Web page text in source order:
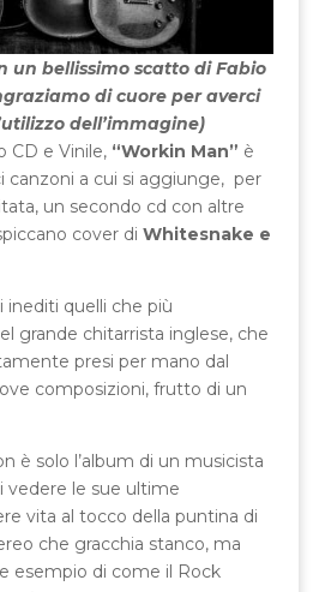
un bellissimo scatto di Fabio
di cuore per averci
dell’immagine)
CD e Vinile, “Workin Man” è
canzoni a cui si aggiunge, per
un secondo cd con altre
cover di Whitesnake e
quelli che più
grande chitarrista inglese, che
presi per mano dal
composizioni, frutto di un
è solo l’album di un musicista
vedere le sue ultime
vita al tocco della puntina di
che gracchia stanco, ma
esempio di come il Rock